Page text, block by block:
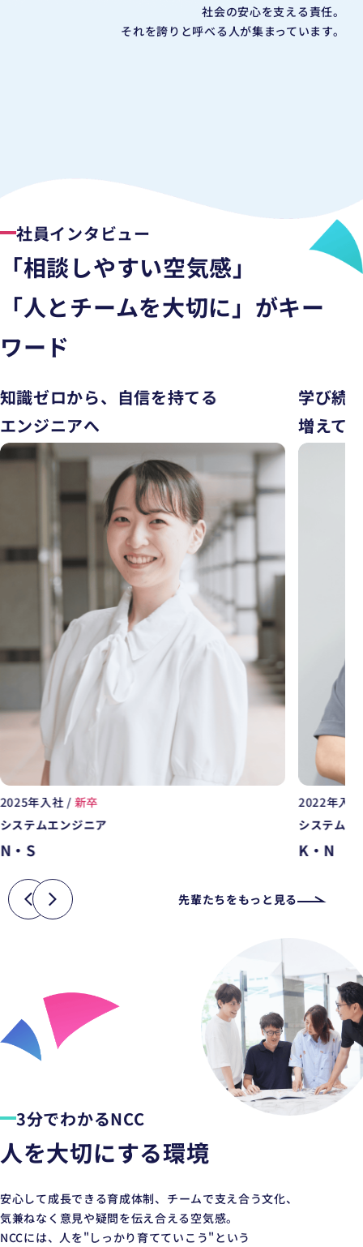
社会の安心を支える責任。
それを誇りと呼べる人が集まっています。
社員インタビュー
「相談しやすい空気感」
「人とチームを大切に」がキー
ワード
知識ゼロから、 自信を持てる
エンジニアへ
2025年入社 / 新卒
システムエンジニア
N・S
学び続
増えて
2022年入
システムエ
K・N
先輩たちをもっと見る
3分でわかるNCC
人を大切にする環境
安心して成長できる育成体制、 チームで支え合う文化、
気兼ねなく意見や疑問を伝え合える空気感。
NCCには、人を"しっかり育てていこう"という